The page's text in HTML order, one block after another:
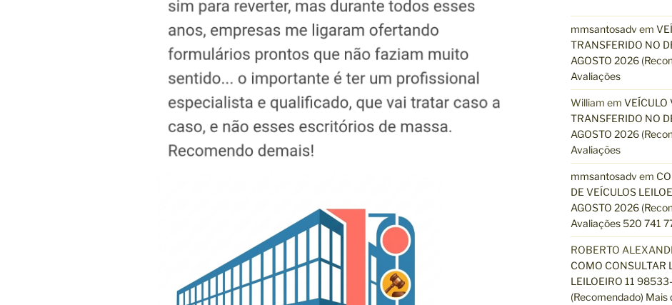
mmsantosadv em
TRANSFERIDO NO
AGOSTO 2026
Avaliações
William em VEÍCULO
TRANSFERIDO NO
AGOSTO 2026
Avaliações
mmsantosadv em
DE VEÍCULOS
AGOSTO 2026
Avaliações 520 741
ROBERTO
COMO CONSULTAR
LEILOEIRO 11
(Recomendado)